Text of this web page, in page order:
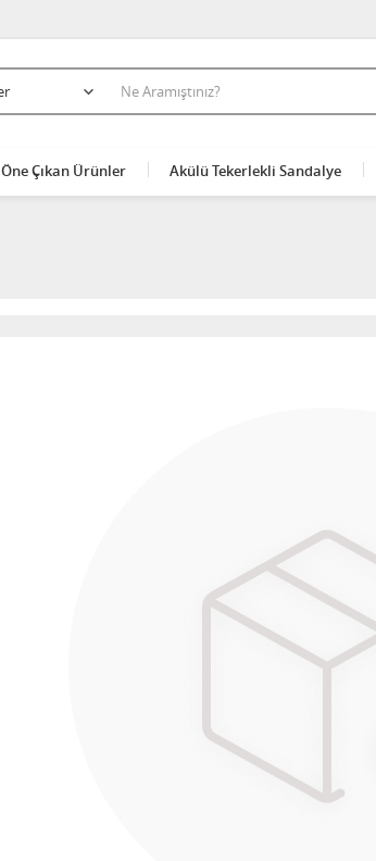
Öne Çıkan Ürünler Akülü Tekerlekli Sandalye